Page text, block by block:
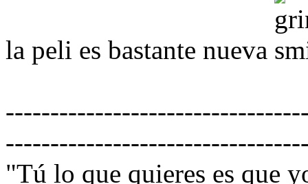
la peli es bastante nueva
"Tú lo que quieres es que